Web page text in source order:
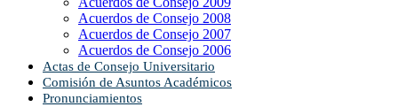
Acuerdos de Consejo 2008
Acuerdos de Consejo 2007
Acuerdos de Consejo 2006
Actas de Consejo Universitario
Comisión de Asuntos Académicos
Pronunciamientos